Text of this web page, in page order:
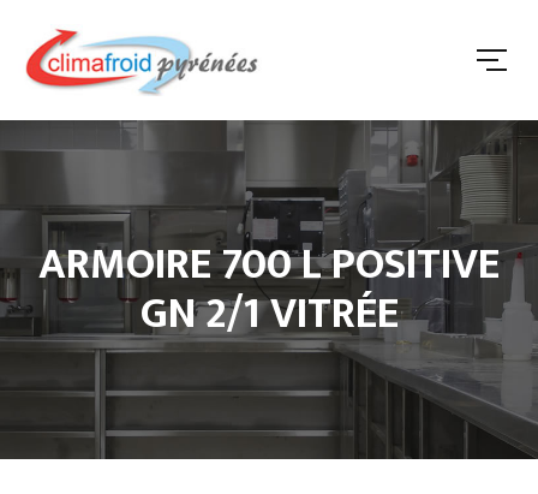
ARMOIRE 700 L POSITIVE
GN 2/1 VITRÉE